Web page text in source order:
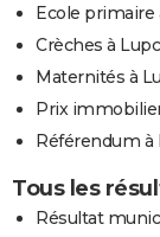
Ecole primaire
Crèches à
Maternités à
Prix
Référendum à
Tous les
Résultat